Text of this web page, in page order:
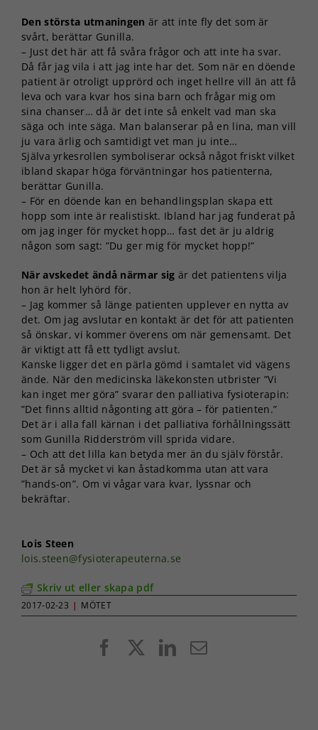
Den största utmaningen är att inte fly det som är
svårt, berättar Gunilla.
– Just det här att få svåra frågor och att inte ha svar.
Då får jag vila i att jag inte har det. Som när en döende
patient är otroligt upprörd och inget hellre vill än att få
leva och vara kvar hos sina barn och frågar mig om
sina chanser… då är det inte så enkelt vad man ska
säga och inte säga. Man balanserar på en lina, man vill
ju vara ärlig och samtidigt vet man ju inte…
Själva yrkesrollen symboliserar också något friskt vilket
ibland skapar höga förväntningar hos patienterna,
berättar Gunilla.
– För en döende kan en behandlingsplan skapa ett
hopp som inte är realistiskt. Ibland har jag funderat på
om jag inger för mycket hopp… fast det är ju aldrig
någon som sagt: ”Du ger mig för mycket hopp!”
När avskedet ändå närmar sig är det patientens vilja
hon är helt lyhörd för.
– Jag kommer så länge patienten upplever en nytta av
det. Om jag avslutar en kontakt är det för att patienten
så önskar, vi kommer överens om när gemensamt. Det
är viktigt att få ett tydligt avslut.
Kanske ligger det en pärla gömd i samtalet vid vägens
ände. När den medicinska läkekonsten utbrister ”Vi
kan inget mer göra” svarar den palliativa fysioterapin:
”Det finns alltid någonting att göra – för patienten.”
Det är i alla fall kärnan i det palliativa förhållningssätt
som Gunilla Ridderström vill sprida vidare.
– Och att det lilla kan betyda mer än du själv förstår.
Det är så mycket vi kan åstadkomma utan att vara
”hands-on”. Om vi vågar vara kvar, lyssnar och
bekräftar.
Lois Steen
lois.steen@fysioterapeuterna.se
Skriv ut eller skapa pdf
2017-02-23 | MÖTET
FacebookLinkedIn
E-
Nödvändiga
Dessa kakor
välja bort. De
behövs för
att hemsidan
över huvud
taget ska
fungera.
Statistik
hemsidan